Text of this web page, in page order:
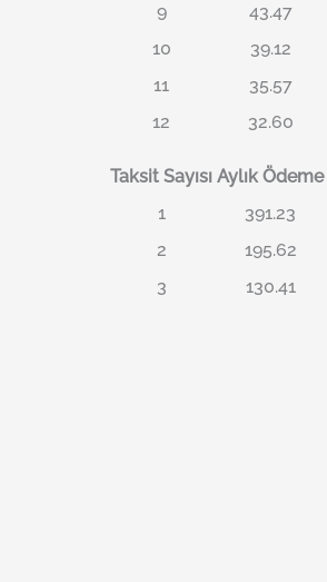
9
43.47
10
39.12
11
35.57
12
32.60
Taksit Sayısı Aylık Ödeme
1
391.23
2
195.62
3
130.41